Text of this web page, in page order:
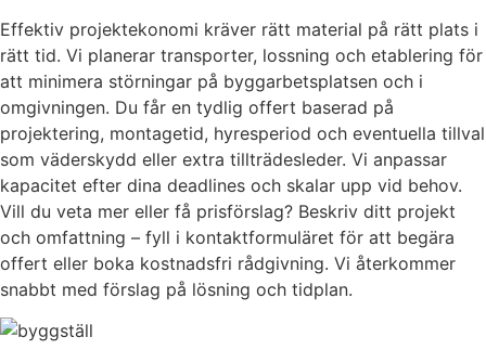
Effektiv projektekonomi kräver rätt material på rätt plats i
rätt tid. Vi planerar transporter, lossning och etablering för
att minimera störningar på byggarbetsplatsen och i
omgivningen. Du får en tydlig offert baserad på
projektering, montagetid, hyresperiod och eventuella tillval
som väderskydd eller extra tillträdesleder. Vi anpassar
kapacitet efter dina deadlines och skalar upp vid behov.
Vill du veta mer eller få prisförslag? Beskriv ditt projekt
och omfattning – fyll i kontaktformuläret för att begära
offert eller boka kostnadsfri rådgivning. Vi återkommer
snabbt med förslag på lösning och tidplan.